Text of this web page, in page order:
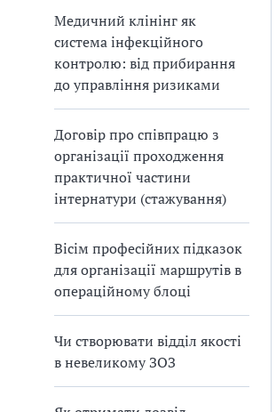
Медичний клінінг як
система інфекційного
контролю: від прибирання
до управління ризиками
Договір про співпрацю з
організації проходження
практичної частини
інтернатури (стажування)
Вісім професійних підказок
для організації маршрутів в
операційному блоці
Чи створювати відділ якості
в невеликому ЗОЗ